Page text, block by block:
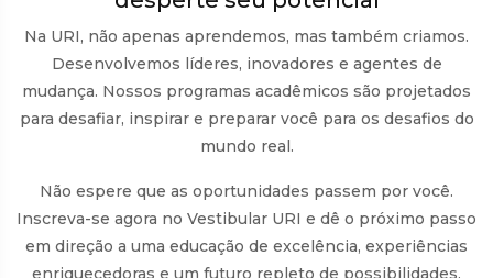
Na URI, não apenas aprendemos, mas também criamos.
Desenvolvemos líderes, inovadores e agentes de
mudança. Nossos programas acadêmicos são projetados
para desafiar, inspirar e preparar você para os desafios do
mundo real.
Não espere que as oportunidades passem por você.
Inscreva-se agora no Vestibular URI e dê o próximo passo
em direção a uma educação de excelência, experiências
enriquecedoras e um futuro repleto de possibilidades.